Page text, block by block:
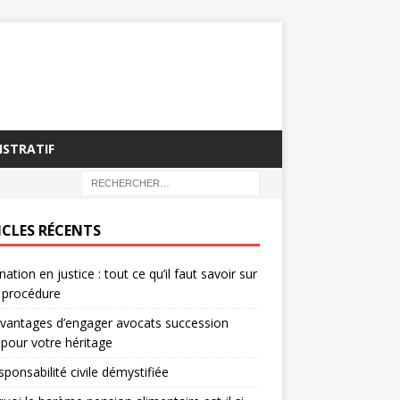
RÉCENTS
en justice : tout ce qu’il faut savoir sur
d’engager avocats succession
votre héritage
civile démystifiée